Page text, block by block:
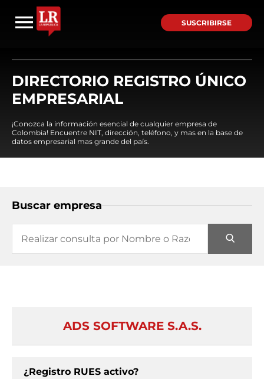
SUSCRIBIRSE
DIRECTORIO REGISTRO ÚNICO
EMPRESARIAL
¡Conozca la información esencial de cualquier empresa de
Colombia! Encuentre NIT, dirección, teléfono, y mas en la base de
datos empresarial mas grande del país.
Buscar empresa
ADS SOFTWARE S.A.S.
¿Registro RUES activo?